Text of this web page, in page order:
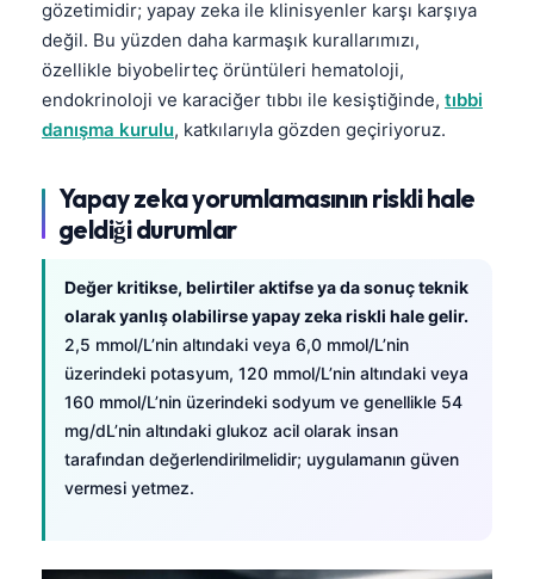
gözetimidir; yapay zeka ile klinisyenler karşı karşıya
değil. Bu yüzden daha karmaşık kurallarımızı,
özellikle biyobelirteç örüntüleri hematoloji,
endokrinoloji ve karaciğer tıbbı ile kesiştiğinde, tıbbi
danışma kurulu, katkılarıyla gözden geçiriyoruz.
Yapay zeka yorumlamasının riskli hale
geldiği durumlar
Değer kritikse, belirtiler aktifse ya da sonuç teknik
olarak yanlış olabilirse yapay zeka riskli hale gelir.
2,5 mmol/L’nin altındaki veya 6,0 mmol/L’nin
üzerindeki potasyum, 120 mmol/L’nin altındaki veya
160 mmol/L’nin üzerindeki sodyum ve genellikle 54
mg/dL’nin altındaki glukoz acil olarak insan
tarafından değerlendirilmelidir; uygulamanın güven
vermesi yetmez.